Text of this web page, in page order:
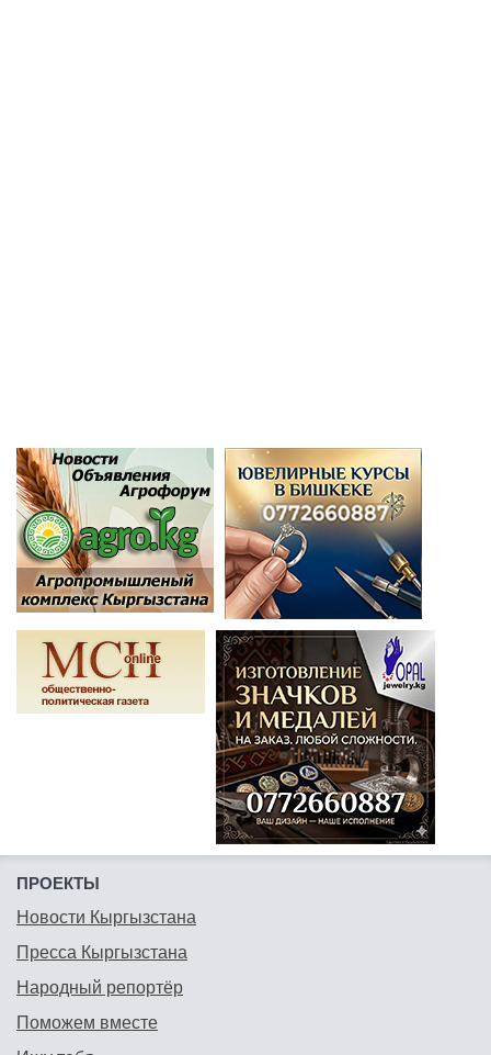
ПРОЕКТЫ
Новости Кыргызстана
Пресса Кыргызстана
Народный репортёр
Поможем вместе